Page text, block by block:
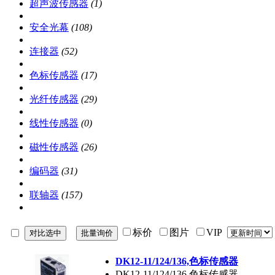
超声波传感器 (1)
安全光幕 (108)
连接器 (52)
色标传感器 (17)
光纤传感器 (29)
线性传感器 (0)
磁性传感器 (26)
编码器 (31)
联轴器 (157)
标价 图片 VIP
DK12-11/124/136,色标传感器